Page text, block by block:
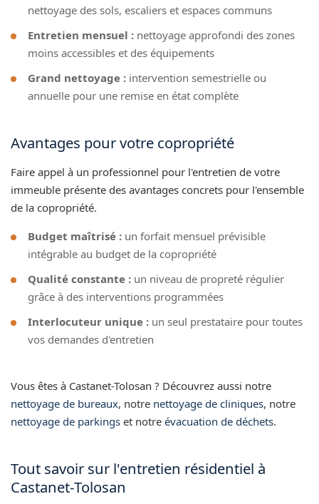
nettoyage des sols, escaliers et espaces communs
Entretien mensuel : nettoyage approfondi des zones
moins accessibles et des équipements
Grand nettoyage : intervention semestrielle ou
annuelle pour une remise en état complète
Avantages pour votre copropriété
Faire appel à un professionnel pour l'entretien de votre
immeuble présente des avantages concrets pour l'ensemble
de la copropriété.
Budget maîtrisé : un forfait mensuel prévisible
intégrable au budget de la copropriété
Qualité constante : un niveau de propreté régulier
grâce à des interventions programmées
Interlocuteur unique : un seul prestataire pour toutes
vos demandes d'entretien
Vous êtes à Castanet-Tolosan ? Découvrez aussi notre
nettoyage de bureaux, notre nettoyage de cliniques, notre
nettoyage de parkings et notre évacuation de déchets.
Tout savoir sur l'entretien résidentiel à
Castanet-Tolosan